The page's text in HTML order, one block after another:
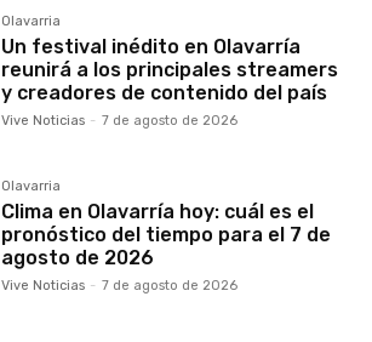
Olavarria
Un festival inédito en Olavarría
reunirá a los principales streamers
y creadores de contenido del país
Vive Noticias - 7 de agosto de 2026
Olavarria
Clima en Olavarría hoy: cuál es el
pronóstico del tiempo para el 7 de
agosto de 2026
Vive Noticias - 7 de agosto de 2026